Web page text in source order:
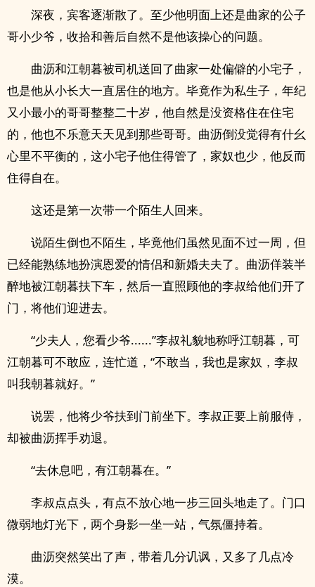
深夜，宾客逐渐散了。至少他明面上还是曲家的公子
哥小少爷，收拾和善后自然不是他该操心的问题。
曲沥和江朝暮被司机送回了曲家一处偏僻的小宅子，
也是他从小长大一直居住的地方。毕竟作为私生子，年纪
又小最小的哥哥整整二十岁，他自然是没资格住在住宅
的，他也不乐意天天见到那些哥哥。曲沥倒没觉得有什幺
心里不平衡的，这小宅子他住得管了，家奴也少，他反而
住得自在。
这还是第一次带一个陌生人回来。
说陌生倒也不陌生，毕竟他们虽然见面不过一周，但
已经能熟练地扮演恩爱的情侣和新婚夫夫了。曲沥佯装半
醉地被江朝暮扶下车，然后一直照顾他的李叔给他们开了
门，将他们迎进去。
“少夫人，您看少爷......”李叔礼貌地称呼江朝暮，可
江朝暮可不敢应，连忙道，“不敢当，我也是家奴，李叔
叫我朝暮就好。”
说罢，他将少爷扶到门前坐下。李叔正要上前服侍，
却被曲沥挥手劝退。
“去休息吧，有江朝暮在。”
李叔点点头，有点不放心地一步三回头地走了。门口
微弱地灯光下，两个身影一坐一站，气氛僵持着。
曲沥突然笑出了声，带着几分讥讽，又多了几点冷
漠。